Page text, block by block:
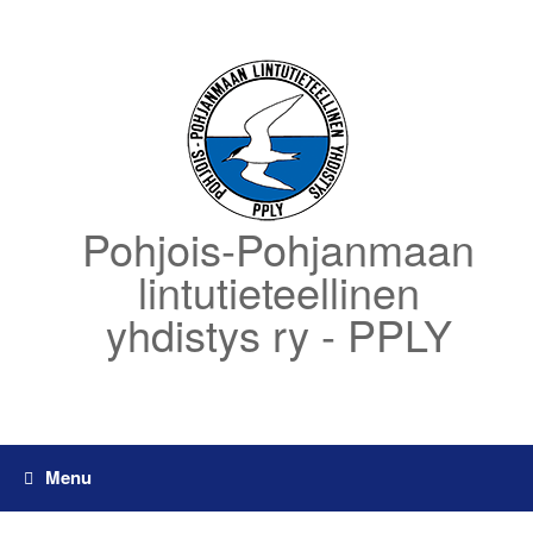
Pohjois-Pohjanmaan
lintutieteellinen
yhdistys ry - PPLY
Menu